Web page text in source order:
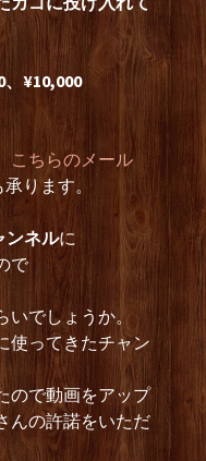
、¥10,000
こちらのメール
ります。
ンネルに
で
でしょうか。
使ってきたチャン
ので動画をアップ
んの許諾をいただ